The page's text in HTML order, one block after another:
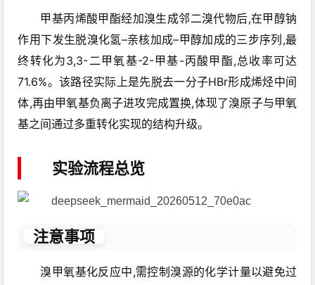
甲基丙烯酸甲酯经加溴生成邻二溴代物后,在甲醇钠
作用下发生脱溴化氢–亲核加成–甲醇加成的三步序列,最
终转化为3,3-二甲氧基-2-甲基-丙酸甲酯,总收率可达
71.6%。该路径实际上是先脱去一分子HBr形成烯烃中间
体,再由甲氧基负离子进攻完成置换,体现了溴原子与甲氧
基之间通过多重转化实现的结构升级。
实验流程总览
注意事项
溴甲氧基化反应中,需控制溴源的化学计量以避免过